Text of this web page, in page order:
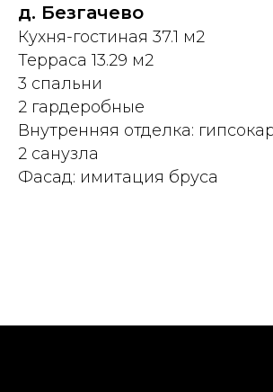
д. Безгачево
Кухня-гостиная 37.1 м2
Терраса 13.29 м2
3 спальни
2 гардеробные
Внутренняя отделка:
2 санузла
Фасад: имитация бруса